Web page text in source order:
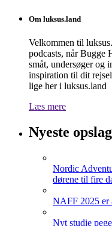
Om luksus.land
Velkommen til
podcasts, når Bugge
småt, undersøger og
inspiration til dit
lige her i luksus.land
Læs mere
Nyeste opslag
Nordic
dørene til fire
NAFF 2025 er
Nyt studie